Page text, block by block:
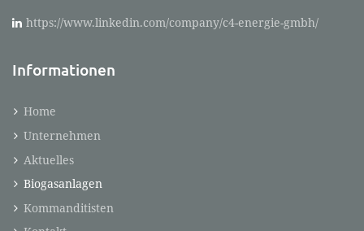
https://www.linkedin.com/company/c4-energie-gmbh/
Informationen
Home
Unternehmen
Aktuelles
Biogasanlagen
Kommanditisten